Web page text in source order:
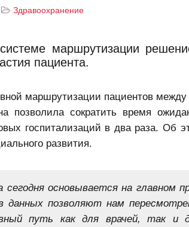
Здравоохранение
маршрутизации
пациента.
маршрутизации пациентов
позволила сократить время
госпитализаций в два раза. Об
развития.
сегодня основывается на
данных позволяют нам
путь как для врачей, так и